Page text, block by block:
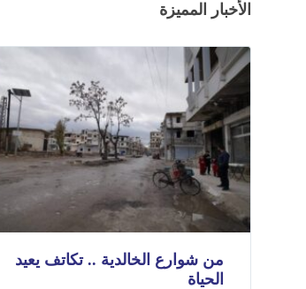
الأخبار المميزة
من شوارع الخالدية .. تكاتف يعيد
الحياة